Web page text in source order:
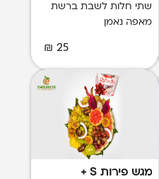
שתי חלות לשבת ברשת
מאפה נאמן
25 ₪
מגש פירות S +